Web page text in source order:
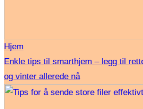
Hjem
Enkle tips til smarthjem – legg til
og vinter allerede nå